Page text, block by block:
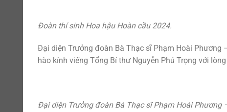
Đoàn thí sinh Hoa hậu Hoàn cầu 2024.
Đại diện Trưởng đoàn Bà Thạc sĩ Phạm Hoài
hào kính viếng Tổng Bí thư Nguyễn Phú Trọng với
Đại diện Trưởng đoàn Bà Thạc sĩ Phạm Hoài Phương